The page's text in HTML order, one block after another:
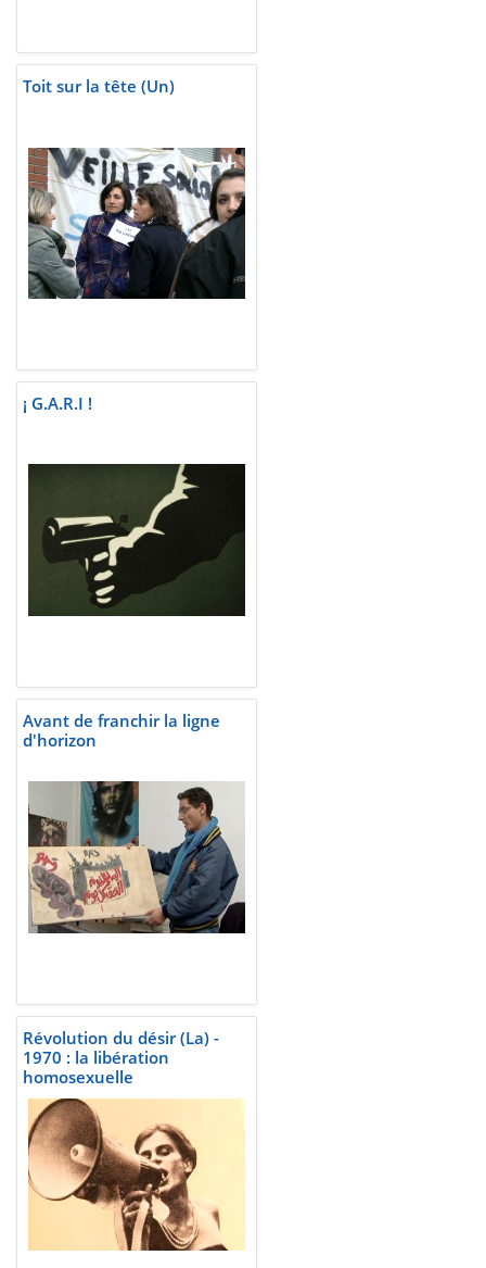
Toit sur la tête (Un)
¡ G.A.R.I !
Avant de franchir la ligne
d'horizon
Révolution du désir (La) -
1970 : la libération
homosexuelle